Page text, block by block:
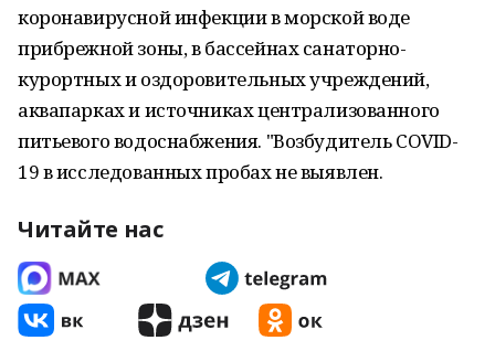
коронавирусной инфекции в морской воде
прибрежной зоны, в бассейнах санаторно-
курортных и оздоровительных учреждений,
аквапарках и источниках централизованного
питьевого водоснабжения. "Возбудитель COVID-
19 в исследованных пробах не выявлен.
Читайте нас